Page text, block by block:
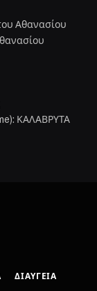
Αθανασίου
ΚΑΛΑΒΡΥΤΑ
ΔΙΑΎΓΕΙΑ